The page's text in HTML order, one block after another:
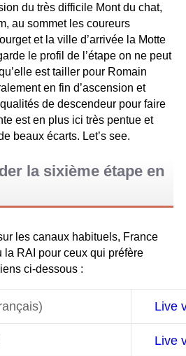
du très difficile Mont du chat,
au sommet les coureurs
et la ville d’arrivée la Motte
le profil de l’étape on ne peut
est tailler pour Romain
en fin d’ascension et
de descendeur pour faire
est en plus ici très pentue et
beaux écarts. Let’s see.
la sixième étape en
les canaux habituels, France
la RAI pour ceux qui préfère
ci-dessous :
Live
Live